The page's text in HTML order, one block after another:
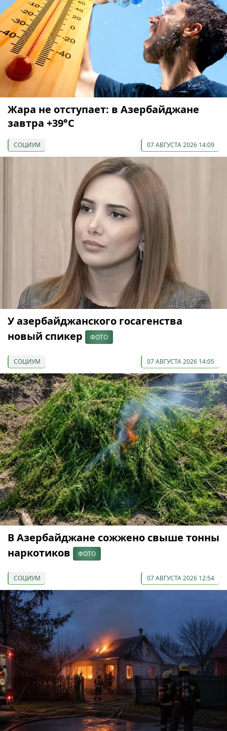
Жара не отступает: в Азербайджане
завтра +39°С
СОЦИУМ 07 АВГУСТА 2026 14:09
У азербайджанского госагенства
новый спикер
ФОТО
СОЦИУМ 07 АВГУСТА 2026 14:05
В Азербайджане сожжено свыше тонны
наркотиков
ФОТО
СОЦИУМ 07 АВГУСТА 2026 12:54